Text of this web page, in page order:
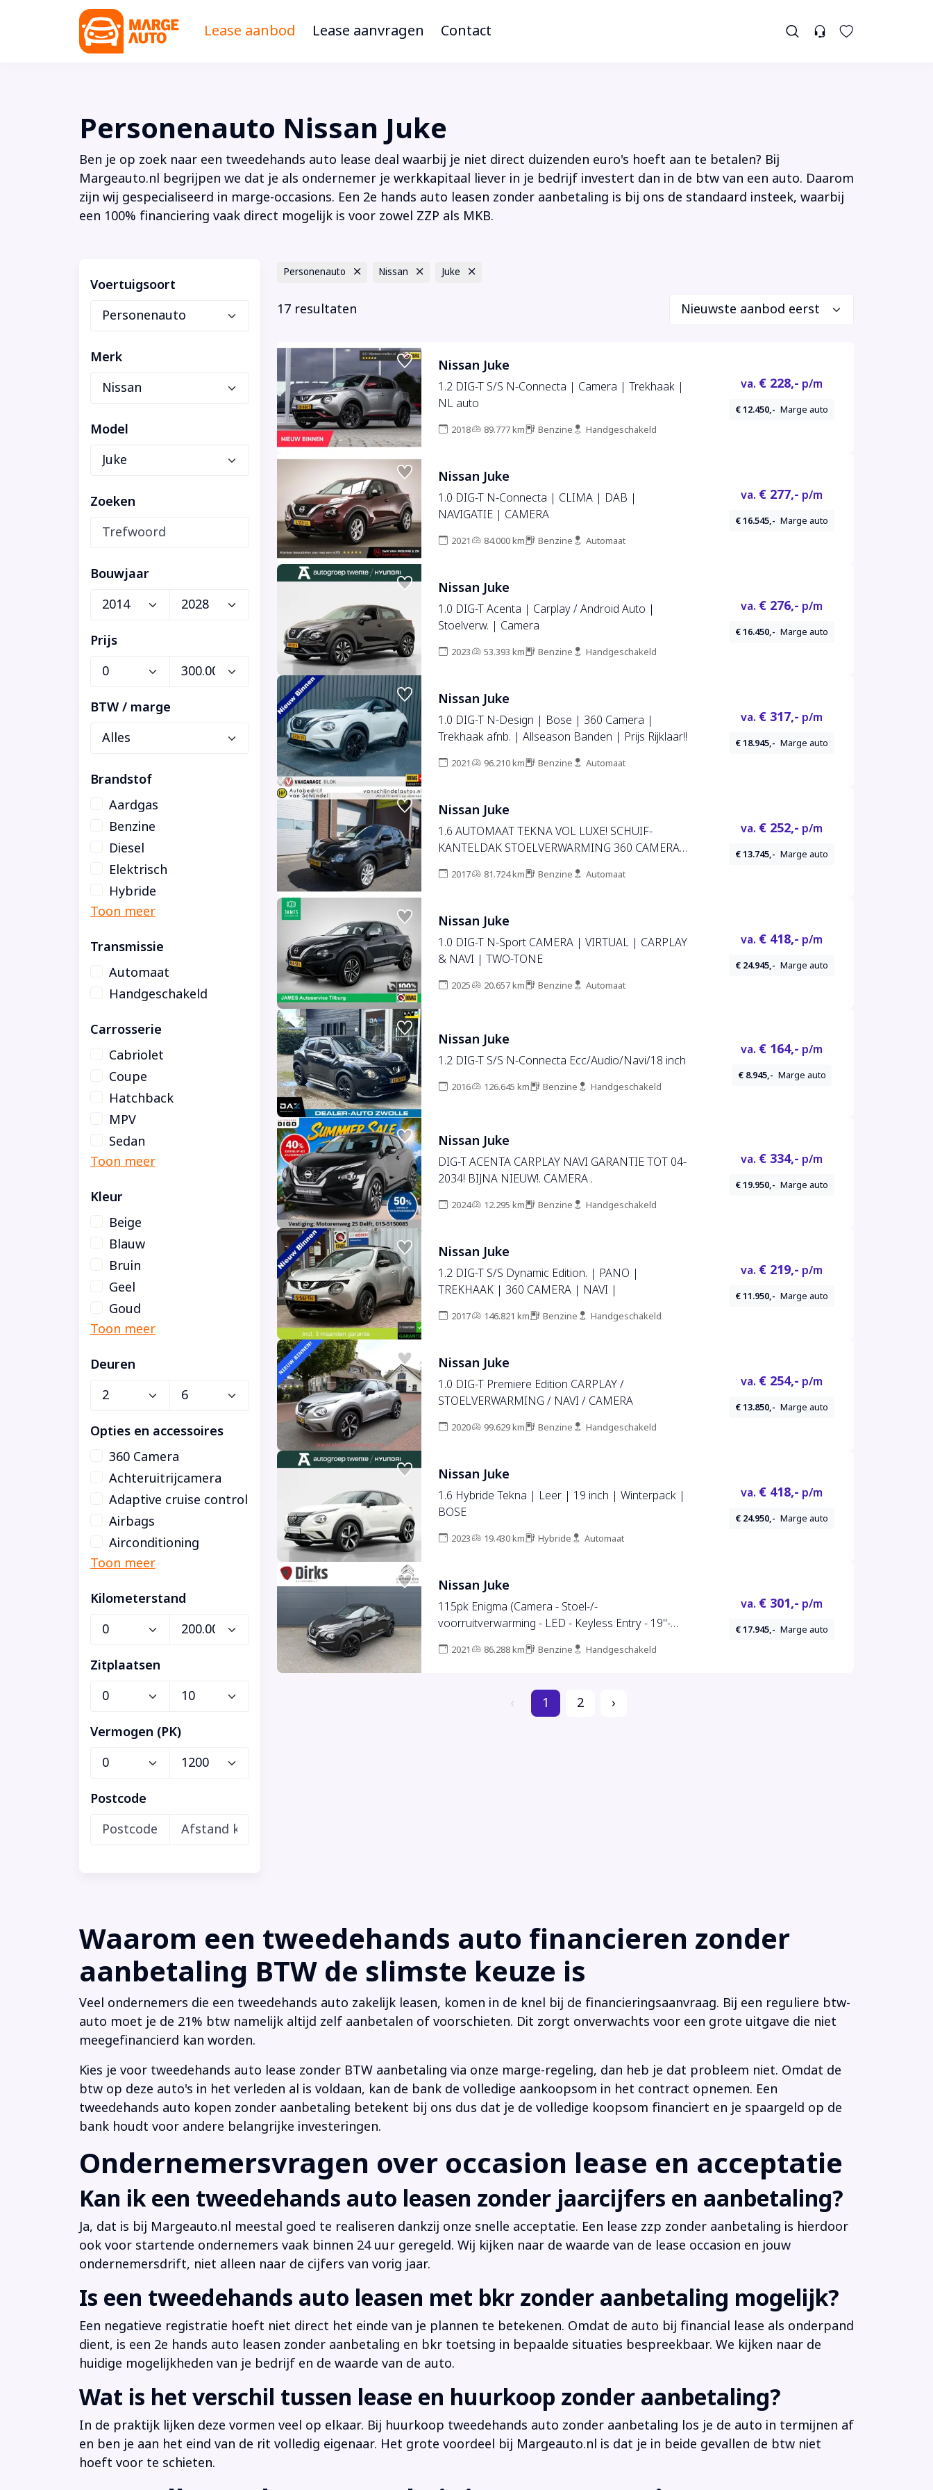
Lease aanbod Lease aanvragen Contact
Personenauto Nissan Juke
Ben je op zoek naar een tweedehands auto lease deal waarbij je niet direct duizenden euro's hoeft aan te betalen? Bij
Margeauto.nl begrijpen we dat je als ondernemer je werkkapitaal liever in je bedrijf investert dan in de btw van een auto. Daarom
zijn wij gespecialiseerd in marge-occasions. Een 2e hands auto leasen zonder aanbetaling is bij ons de standaard insteek, waarbij
een 100% financiering vaak direct mogelijk is voor zowel ZZP als MKB.
Voertuigsoort
Merk
Model
Zoeken
Bouwjaar
Prijs
BTW / marge
Brandstof
Aardgas
Benzine
Diesel
Elektrisch
Hybride
Transmissie
Automaat
Handgeschakeld
Carrosserie
Cabriolet
Coupe
Hatchback
MPV
Sedan
Kleur
Beige
Blauw
Bruin
Geel
Goud
Deuren
Opties en accessoires
360 Camera
Achteruitrijcamera
Adaptive cruise control
Airbags
Airconditioning
Kilometerstand
Zitplaatsen
Vermogen (PK)
Postcode
Personenauto Nissan Juke
17 resultaten
Nissan Juke
1.2 DIG-T S/S N-Connecta | Camera | Trekhaak |
NL auto
2018 89.777 km Benzine Handgeschakeld
va. € 228,- p/m
€ 12.450,- Marge auto
Nissan Juke
1.0 DIG-T N-Connecta | CLIMA | DAB |
NAVIGATIE | CAMERA
2021 84.000 km Benzine Automaat
va. € 277,- p/m
€ 16.545,- Marge auto
Nissan Juke
1.0 DIG-T Acenta | Carplay / Android Auto |
Stoelverw. | Camera
2023 53.393 km Benzine Handgeschakeld
va. € 276,- p/m
€ 16.450,- Marge auto
Nissan Juke
1.0 DIG-T N-Design | Bose | 360 Camera |
Trekhaak afnb. | Allseason Banden | Prijs Rijklaar!!
2021 96.210 km Benzine Automaat
va. € 317,- p/m
€ 18.945,- Marge auto
Nissan Juke
1.6 AUTOMAAT TEKNA VOL LUXE! SCHUIF-
KANTELDAK STOELVERWARMING 360 CAMERA
BLUETOOTH LMV KEYLESS ENZ...
2017 81.724 km Benzine Automaat
va. € 252,- p/m
€ 13.745,- Marge auto
Nissan Juke
1.0 DIG-T N-Sport CAMERA | VIRTUAL | CARPLAY
& NAVI | TWO-TONE
2025 20.657 km Benzine Automaat
va. € 418,- p/m
€ 24.945,- Marge auto
Nissan Juke
1.2 DIG-T S/S N-Connecta Ecc/Audio/Navi/18 inch
2016 126.645 km Benzine Handgeschakeld
va. € 164,- p/m
€ 8.945,- Marge auto
Nissan Juke
DIG-T ACENTA CARPLAY NAVI GARANTIE TOT 04-
2034! BIJNA NIEUW!. CAMERA .
2024 12.295 km Benzine Handgeschakeld
va. € 334,- p/m
€ 19.950,- Marge auto
Nissan Juke
1.2 DIG-T S/S Dynamic Edition. | PANO |
TREKHAAK | 360 CAMERA | NAVI |
2017 146.821 km Benzine Handgeschakeld
va. € 219,- p/m
€ 11.950,- Marge auto
Nissan Juke
1.0 DIG-T Premiere Edition CARPLAY /
STOELVERWARMING / NAVI / CAMERA
2020 99.629 km Benzine Handgeschakeld
va. € 254,- p/m
€ 13.850,- Marge auto
Nissan Juke
1.6 Hybride Tekna | Leer | 19 inch | Winterpack |
BOSE
2023 19.430 km Hybride Automaat
va. € 418,- p/m
€ 24.950,- Marge auto
Nissan Juke
115pk Enigma (Camera - Stoel-/-
voorruitverwarming - LED - Keyless Entry - 19"-
2021 86.288 km Benzine Handgeschakeld
va. € 301,- p/m
€ 17.945,- Marge auto
‹ 1 2 ›
Waarom een tweedehands auto financieren zonder
aanbetaling BTW de slimste keuze is
Veel ondernemers die een tweedehands auto zakelijk leasen, komen in de knel bij de financieringsaanvraag. Bij een reguliere btw-
auto moet je de 21% btw namelijk altijd zelf aanbetalen of voorschieten. Dit zorgt onverwachts voor een grote uitgave die niet
meegefinancierd kan worden.
Kies je voor tweedehands auto lease zonder BTW aanbetaling via onze marge-regeling, dan heb je dat probleem niet. Omdat de
btw op deze auto's in het verleden al is voldaan, kan de bank de volledige aankoopsom in het contract opnemen. Een
tweedehands auto kopen zonder aanbetaling betekent bij ons dus dat je de volledige koopsom financiert en je spaargeld op de
bank houdt voor andere belangrijke investeringen.
Ondernemersvragen over occasion lease en acceptatie
Kan ik een tweedehands auto leasen zonder jaarcijfers en aanbetaling?
Ja, dat is bij Margeauto.nl meestal goed te realiseren dankzij onze snelle acceptatie. Een lease zzp zonder aanbetaling is hierdoor
ook voor startende ondernemers vaak binnen 24 uur geregeld. Wij kijken naar de waarde van de lease occasion en jouw
ondernemersdrift, niet alleen naar de cijfers van vorig jaar.
Is een tweedehands auto leasen met bkr zonder aanbetaling mogelijk?
Een negatieve registratie hoeft niet direct het einde van je plannen te betekenen. Omdat de auto bij financial lease als onderpand
dient, is een 2e hands auto leasen zonder aanbetaling en bkr toetsing in bepaalde situaties bespreekbaar. We kijken naar de
huidige mogelijkheden van je bedrijf en de waarde van de auto.
Wat is het verschil tussen lease en huurkoop zonder aanbetaling?
In de praktijk lijken deze vormen veel op elkaar. Bij huurkoop tweedehands auto zonder aanbetaling los je de auto in termijnen af
en ben je aan het eind van de rit volledig eigenaar. Het grote voordeel bij Margeauto.nl is dat je in beide gevallen de btw niet
hoeft voor te schieten.